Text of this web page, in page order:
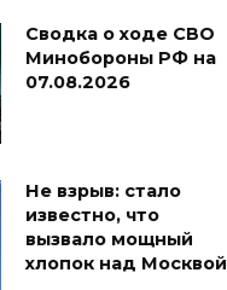
Сводка о ходе СВО
Минобороны РФ на
07.08.2026
Не взрыв: стало
известно, что
вызвало мощный
хлопок над Москвой